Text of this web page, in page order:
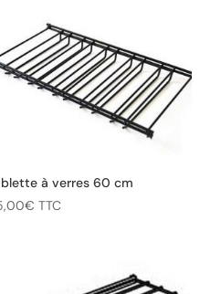
à verres 60 cm
€ TTC